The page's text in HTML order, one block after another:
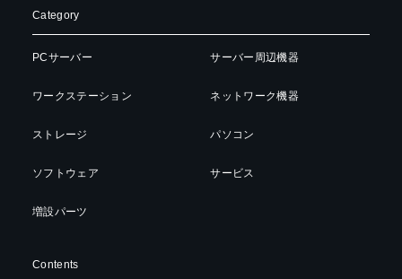
Category
PCサーバー
ワークステーション
ストレージ
ソフトウェア
増設パーツ
サーバー周辺機器
ネットワーク機器
パソコン
サービス
Contents